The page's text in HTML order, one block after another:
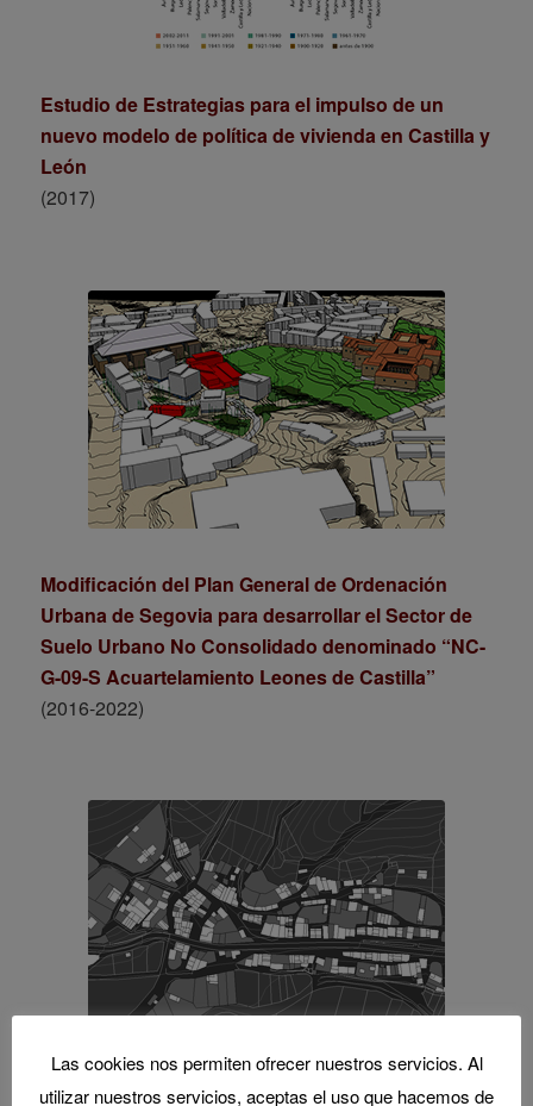
Estudio de Estrategias para el impulso de un
nuevo modelo de política de vivienda en Castilla y
León
(2017)
Modificación del Plan General de Ordenación
Urbana de Segovia para desarrollar el Sector de
Suelo Urbano No Consolidado denominado “NC-
G-09-S Acuartelamiento Leones de Castilla”
(2016-2022)
Aplicación de la Normativa Urbanística de Castilla
Las cookies nos permiten ofrecer nuestros servicios. Al
utilizar nuestros servicios, aceptas el uso que hacemos de